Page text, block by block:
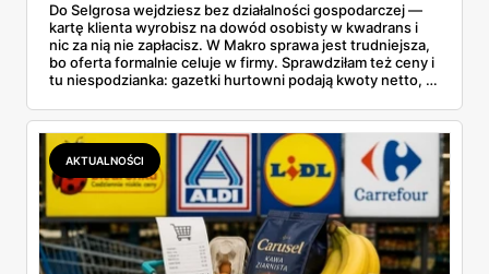
Do Selgrosa wejdziesz bez działalności gospodarczej —
kartę klienta wyrobisz na dowód osobisty w kwadrans i
nic za nią nie zapłacisz. W Makro sprawa jest trudniejsza,
bo oferta formalnie celuje w firmy. Sprawdziłam też ceny i
tu niespodzianka: gazetki hurtowni podają kwoty netto, a
zawsze wygrywa — ta sama kawa ziarnista kosztuje w
Makro ponad dwa razy więcej niż w weekendowej
promocji dyskontu.
AKTUALNOŚCI